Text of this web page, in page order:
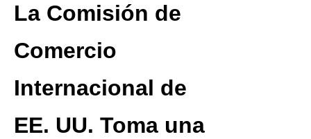
La Comisión de
Comercio
Internacional de
EE. UU. Toma una